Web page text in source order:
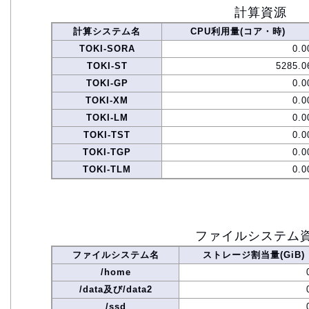
計算資源
計算システム名
CPU利用量(コア・時)
TOKI-SORA
TOKI-ST
TOKI-GP
TOKI-XM
TOKI-LM
TOKI-TST
TOKI-TGP
TOKI-TLM
ファイルシステム
ファイルシステム名
ストレージ割当量(GiB)
/home
/data及び/data2
/ssd